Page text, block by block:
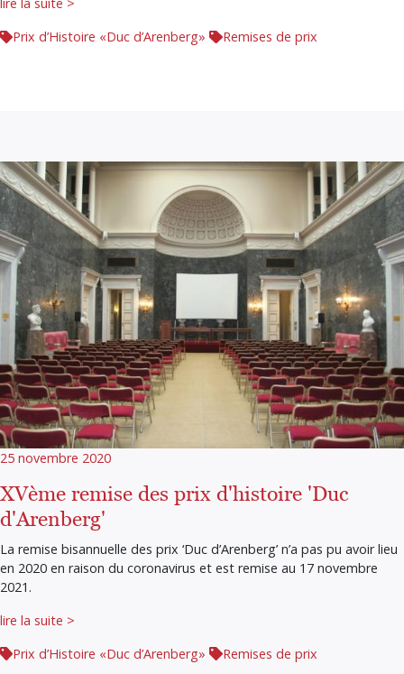
lire la suite >
Prix d’Histoire «Duc d’Arenberg»
Remises de prix
25 novembre 2020
XVème remise des prix d'histoire 'Duc
d'Arenberg'
La remise bisannuelle des prix ‘Duc d’Arenberg’ n’a pas pu avoir lieu
en 2020 en raison du coronavirus et est remise au 17 novembre
2021.
lire la suite >
Prix d’Histoire «Duc d’Arenberg»
Remises de prix